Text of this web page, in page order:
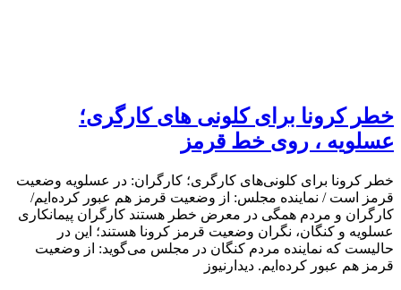
خطر کرونا براى کلونى هاى کارگرى؛
عسلویه ، روى خط قرمز
خطر کرونا برای کلونی‌های کارگری؛ کارگران: در عسلویه وضعیت
قرمز است / نماینده مجلس: از وضعیت قرمز هم عبور کرده‌ایم/
کارگران و مردم همگی در معرض خطر هستند کارگران پیمانکاری
عسلویه و کنگان، نگران وضعیت قرمز کرونا هستند؛ این در
حالیست که نماینده مردم کنگان در مجلس می‌گوید: از وضعیت
قرمز هم عبور کرده‌ایم. دیدارنیوز